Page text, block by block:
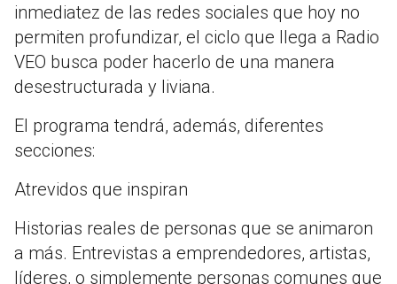
inmediatez de las redes sociales que hoy no
permiten profundizar, el ciclo que llega a Radio
VEO busca poder hacerlo de una manera
desestructurada y liviana.
El programa tendrá, además, diferentes
secciones:
Atrevidos que inspiran
Historias reales de personas que se animaron
a más. Entrevistas a emprendedores, artistas,
líderes, o simplemente personas comunes que